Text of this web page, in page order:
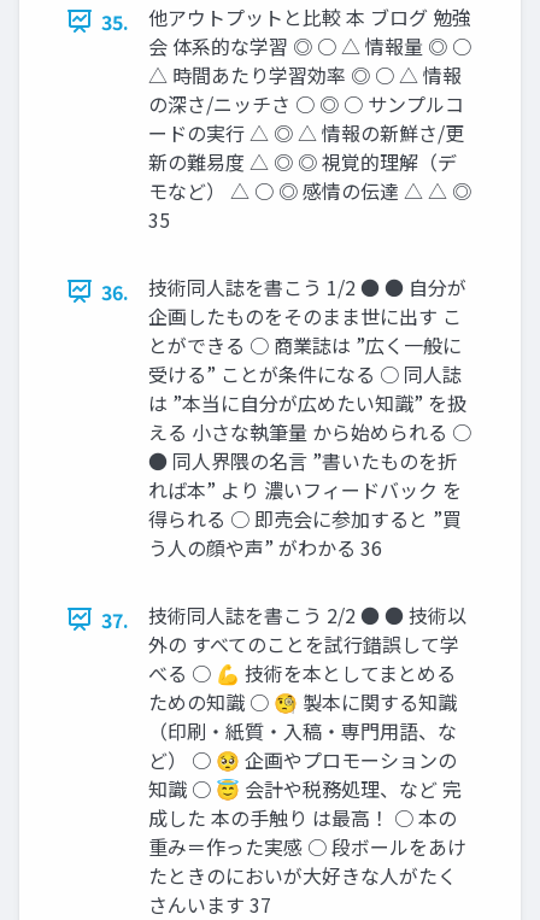
35.
他アウトプットと比較 本 ブログ 勉強
会 体系的な学習 ◎ ○ △ 情報量 ◎ ○
△ 時間あたり学習効率 ◎ ○ △ 情報
の深さ/ニッチさ ○ ◎ ○ サンプルコ
ードの実行 △ ◎ △ 情報の新鮮さ/更
新の難易度 △ ◎ ◎ 視覚的理解（デ
モなど） △ ○ ◎ 感情の伝達 △ △ ◎
35
36.
技術同人誌を書こう 1/2 ● ● 自分が
企画したものをそのまま世に出す こ
とができる ○ 商業誌は ”広く一般に
受ける” ことが条件になる ○ 同人誌
は ”本当に自分が広めたい知識” を扱
える 小さな執筆量 から始められる ○
● 同人界隈の名言 ”書いたものを折
れば本” より 濃いフィードバック を
得られる ○ 即売会に参加すると ”買
う人の顔や声” がわかる 36
37.
技術同人誌を書こう 2/2 ● ● 技術以
外の すべてのことを試行錯誤して学
べる ○ 💪 技術を本としてまとめる
ための知識 ○ 🧐 製本に関する知識
（印刷・紙質・入稿・専門用語、な
ど） ○ 🥺 企画やプロモーションの
知識 ○ 😇 会計や税務処理、など 完
成した 本の手触り は最高！ ○ 本の
重み＝作った実感 ○ 段ボールをあけ
たときのにおいが大好きな人がたく
さんいます 37